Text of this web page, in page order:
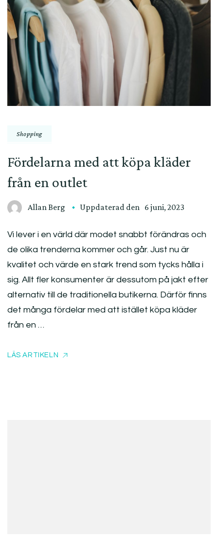
Shopping
Fördelarna med att köpa kläder
från en outlet
Allan Berg Uppdaterad den 6 juni, 2023
Vi lever i en värld där modet snabbt förändras och
de olika trenderna kommer och går. Just nu är
kvalitet och värde en stark trend som tycks hålla i
sig. Allt fler konsumenter är dessutom på jakt efter
alternativ till de traditionella butikerna. Därför finns
det många fördelar med att istället köpa kläder
från en …
LÄS ARTIKELN